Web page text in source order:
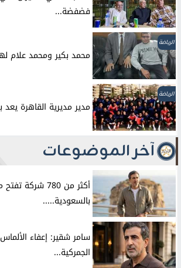
فضفضة...
الرياضة
محمد بكير ومحمد علام
الرياضة
مدير مديرية القاهرة
آخر الموضوعات
أكثر من 780 شركة
بالسعودية.....
سامر شقير: إعفاء
الجمركية...